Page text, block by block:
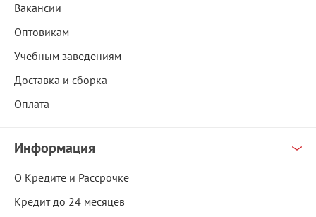
Вакансии
Оптовикам
Учебным заведениям
Доставка и сборка
Оплата
Информация
О Кредите и Рассрочке
Кредит до 24 месяцев